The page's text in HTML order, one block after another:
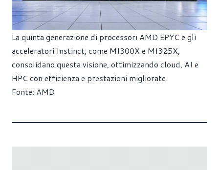
La quinta generazione di processori AMD EPYC e gli
acceleratori Instinct, come MI300X e MI325X,
consolidano questa visione, ottimizzando cloud, AI e
HPC con efficienza e prestazioni migliorate.
Fonte: AMD